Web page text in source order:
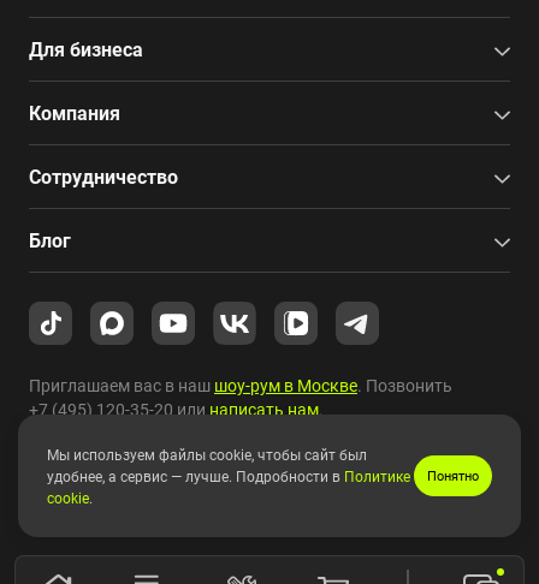
Для бизнеса
Компания
Сотрудничество
Блог
Приглашаем вас в наш шоу-рум в Москве. Позвонить
+7 (495) 120-35-20 или написать нам.
Copyright © 2010-2026 HYPERPC.
Мы используем файлы cookie, чтобы сайт был
удобнее, а сервис — лучше. Подробности в Политике
cookie.
Понятно